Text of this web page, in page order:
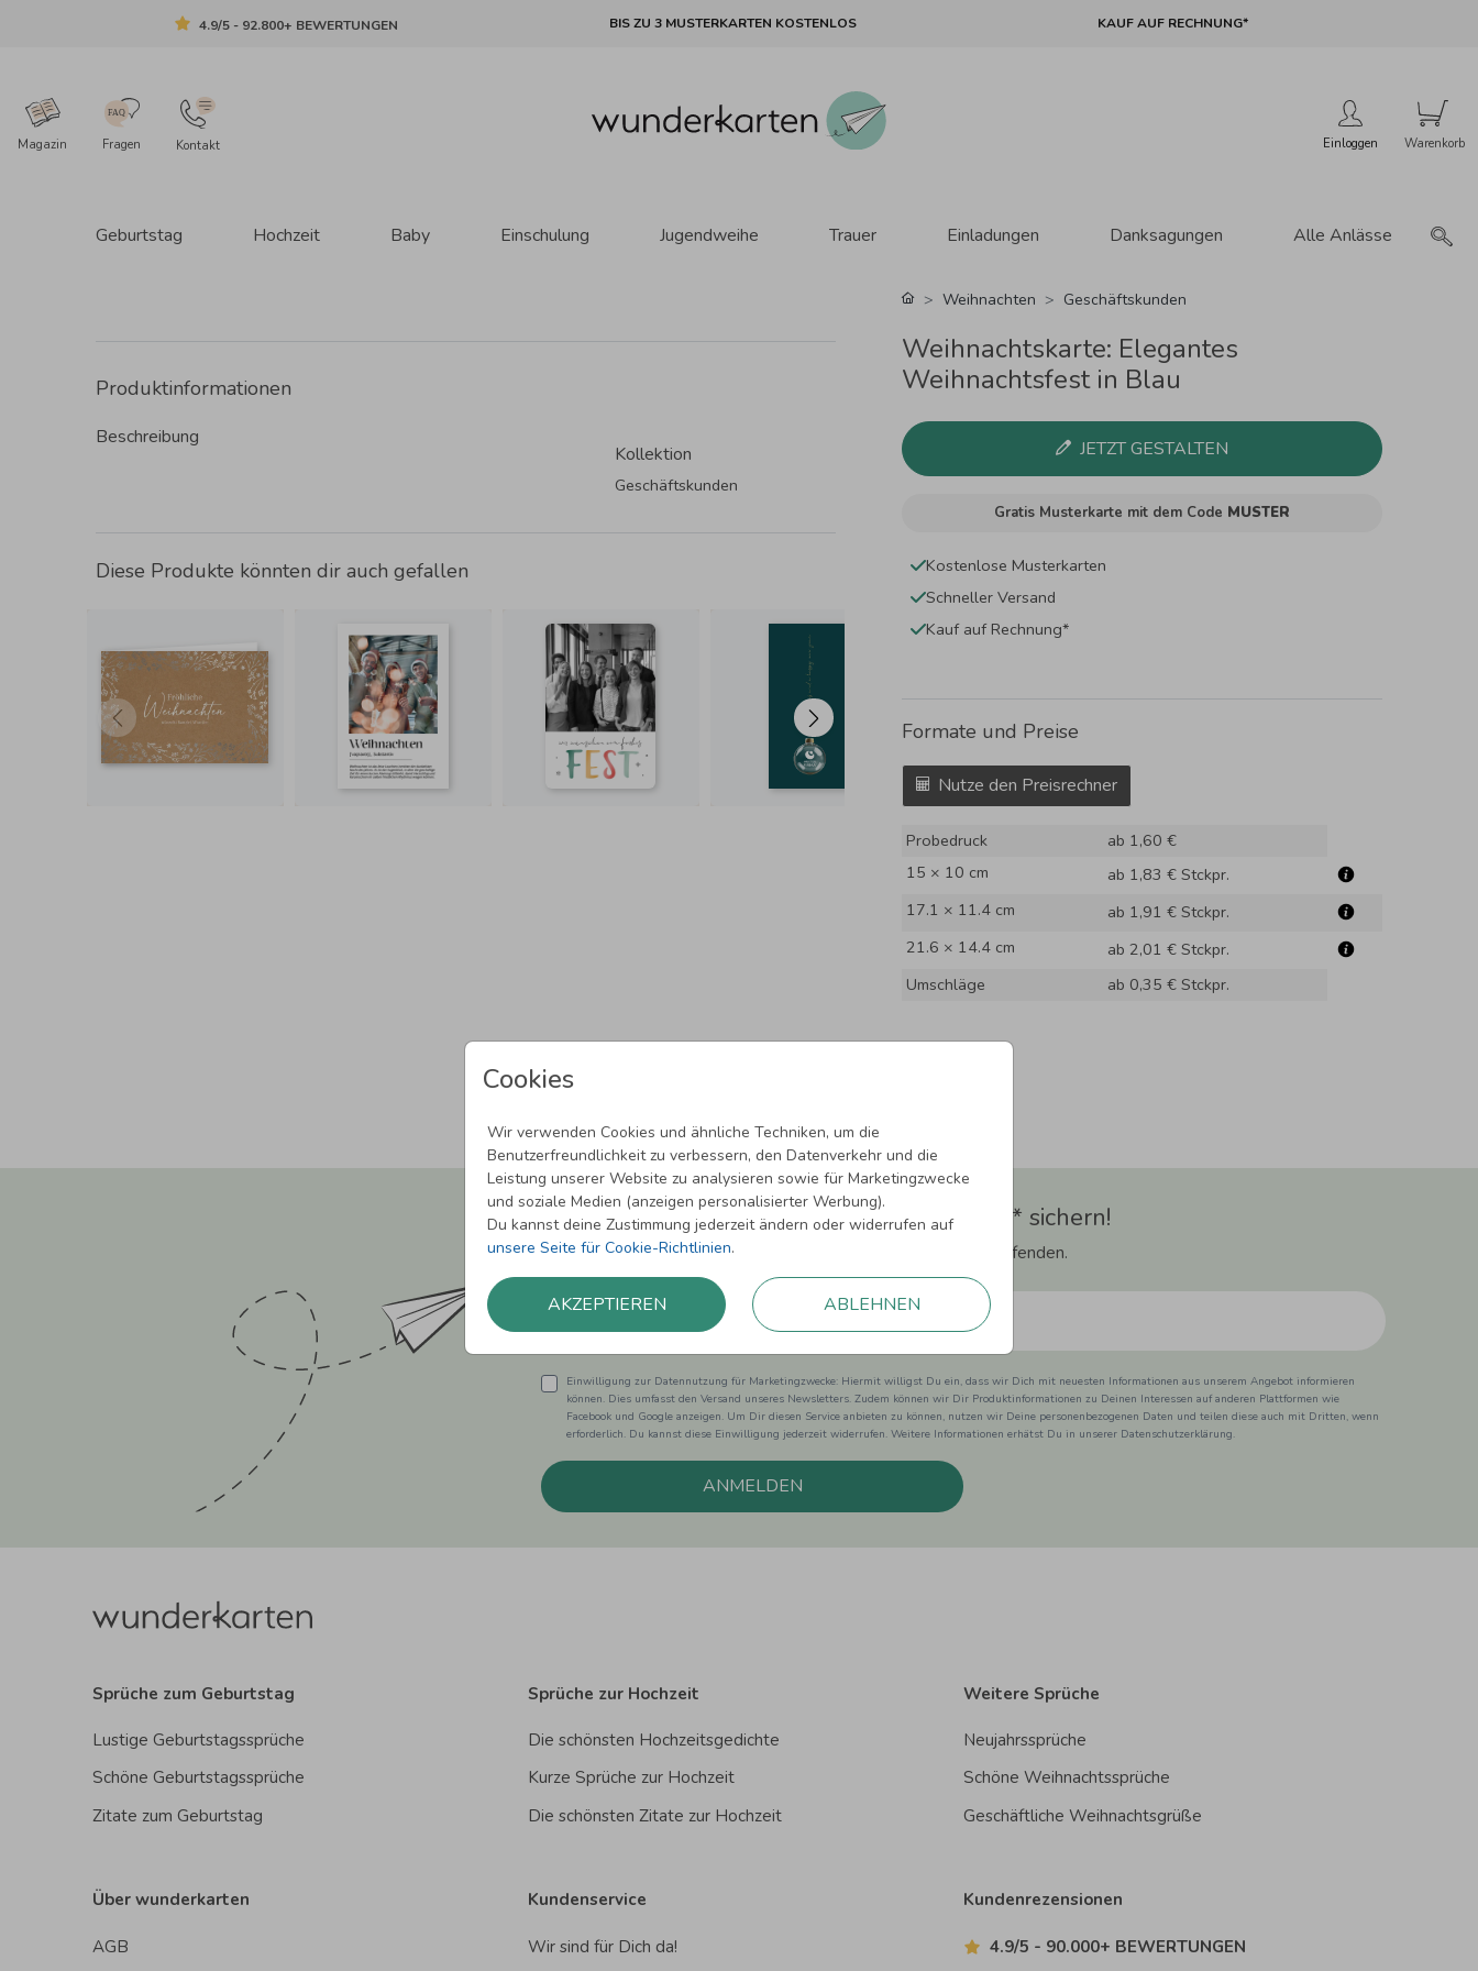
4.9/5 - 92.800+ BEWERTUNGEN BIS ZU 3 MUSTERKARTEN KOSTENLOS KAUF AUF RECHNUNG*
Magazin Fragen Kontakt Einloggen
Geburtstag Hochzeit Baby Einschulung Jugendweihe Trauer Einladungen Danksagungen Alle Anlässe
Cookies
Wir verwenden Cookies und ähnliche Techniken, um die
Benutzerfreundlichkeit zu verbessern, den Datenverkehr und die
Leistung unserer Website zu analysieren sowie für Marketingzwecke
und soziale Medien (anzeigen personalisierter Werbung).
Du kannst deine Zustimmung jederzeit ändern oder widerrufen auf
unsere Seite für Cookie-Richtlinien.
AKZEPTIEREN ABLEHNEN
Produktinformationen
Beschreibung
Kollektion
Geschäftskunden
Diese Produkte könnten dir auch gefallen
Weihnachten Geschäftskunden
Weihnachtskarte: Elegantes
Weihnachtsfest in Blau
JETZT GESTALTEN
Gratis Musterkarte mit dem Code MUSTER
Kostenlose Musterkarten
Schneller Versand
Kauf auf Rechnung*
Formate und Preise
Nutze den Preisrechner
Probedruck
ab 1,60 €
15 × 10 cm
ab 1,83 € Stckpr.
17.1 × 11.4 cm
ab 1,91 € Stckpr.
21.6 × 14.4 cm
ab 2,01 € Stckpr.
Umschläge
ab 0,35 € Stckpr.
Newsletter abonnieren und 5,00 € Rabatt** sichern!
Melde Dich zu unserem Newsletter an und bleibe auf dem Laufenden.
Einwilligung zur Datennutzung für Marketingzwecke: Hiermit willigst Du ein, dass wir Dich mit neuesten Informationen aus unserem Angebot informieren
können. Dies umfasst den Versand unseres Newsletters. Zudem können wir Dir Produktinformationen zu Deinen Interessen auf anderen Plattformen wie
Facebook und Google anzeigen. Um Dir diesen Service anbieten zu können, nutzen wir Deine personenbezogenen Daten und teilen diese auch mit Dritten, wenn
erforderlich. Du kannst diese Einwilligung jederzeit widerrufen. Weitere Informationen erhätst Du in unserer Datenschutzerklärung.
ANMELDEN
Sprüche zum Geburtstag
Lustige Geburtstagssprüche
Schöne Geburtstagssprüche
Zitate zum Geburtstag
Sprüche zur Hochzeit
Die schönsten Hochzeitsgedichte
Kurze Sprüche zur Hochzeit
Die schönsten Zitate zur Hochzeit
Weitere Sprüche
Neujahrssprüche
Schöne Weihnachtssprüche
Geschäftliche Weihnachtsgrüße
Über wunderkarten
AGB
Kundenservice
Wir sind für Dich da!
Kundenrezensionen
4.9/5 - 90.000+ BEWERTUNGEN